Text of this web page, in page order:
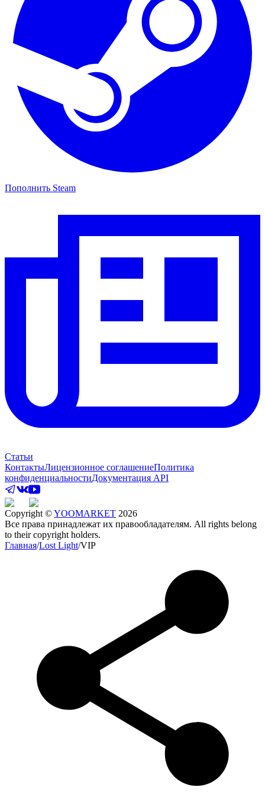
Пополнить Steam
Статьи
КонтактыЛицензионное соглашениеПолитика
конфиденциальностиДокументация API
Copyright ©YOOMARKET 2026
Все права принадлежат их правообладателям. All rights belong
to their copyright holders.
Главная/Lost Light/VIP